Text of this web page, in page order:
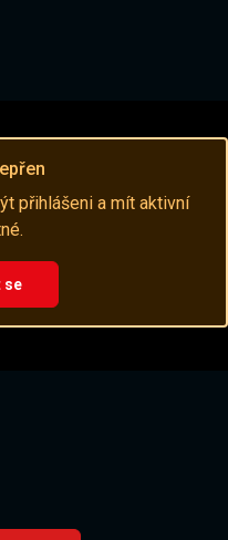
přihlášeni a mít aktivní
se